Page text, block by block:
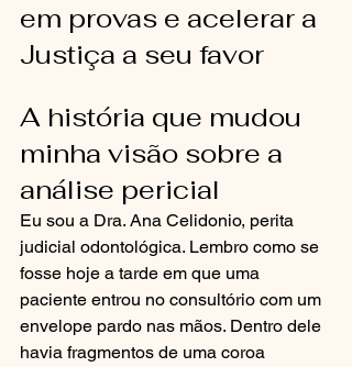
em provas e acelerar a
Justiça a seu favor
A história que mudou
minha visão sobre a
análise pericial
Eu sou a Dra. Ana Celidonio, perita
judicial odontológica. Lembro como se
fosse hoje a tarde em que uma
paciente entrou no consultório com um
envelope pardo nas mãos. Dentro dele
havia fragmentos de uma coroa